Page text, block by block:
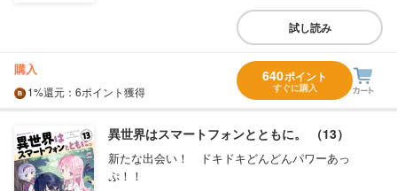
試し読み
購入
1%還元 ：6ポイント獲得
640ポイント
すぐに購入
異世界はスマートフォンとともに。 （13）
新たな出会い！ ドキドキどんどんパワーあっ
ぷ！！